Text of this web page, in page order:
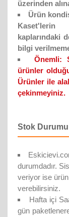
üzerinden
Ürün
Kaset'lerin
kaplarındaki
bilgi
Önemli:
ürünler
Ürünler ile
çekinmeyiniz.
Stok Durumu
durumdadır.
veriyor ise ürün
verebilirsiniz.
Hafta içi
gün